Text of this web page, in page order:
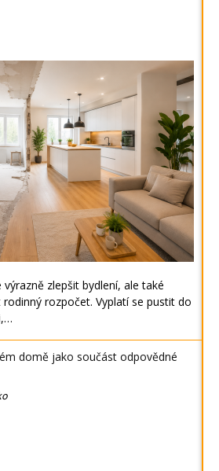
zlepšit bydlení, ale také
rozpočet. Vyplatí se pustit do
domě jako součást odpovědné